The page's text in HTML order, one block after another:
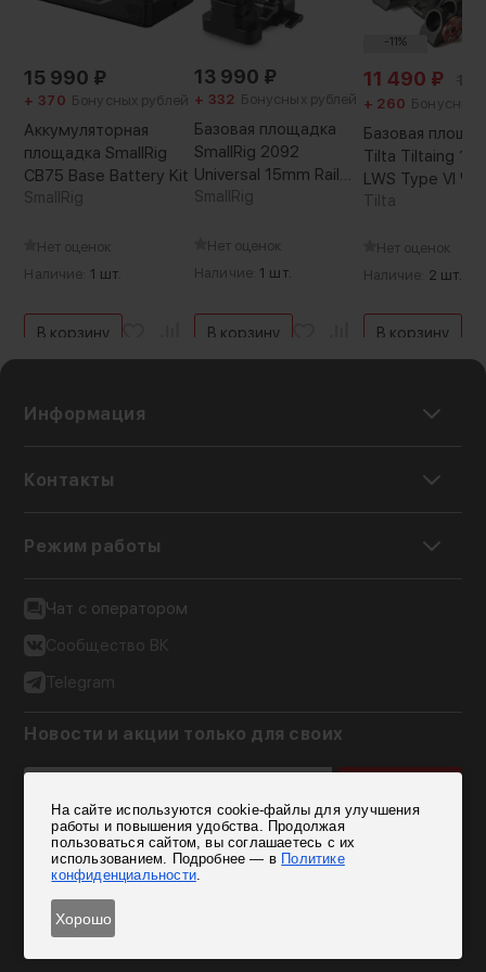
15 990 ₽
+ 370 Бонусных рублей
Аккумуляторная
площадка SmallRig
CB75 Base Battery Kit
SmallRig
Нет оценок
Наличие: 1 шт.
В корзину
13 990 ₽
+ 332 Бонусных рублей
Базовая площадка
SmallRig 2092
Universal 15mm Rail
Support System
SmallRig
Нет оценок
Наличие: 1 шт.
В корзину
-11%
11 490 ₽
+ 260 Бонусных
Базовая
Tilta Tiltaing
LWS Type VI
Tilta
Нет оценок
Наличие: 2 шт.
В корзину
Информация
Контакты
Режим работы
Чат с оператором
Сообщество ВК
Telegram
Новости и акции только для своих
Согласен на обработку персональных данных
На сайте используются cookie-файлы для улучшения
работы и повышения удобства. Продолжая
пользоваться сайтом, вы соглашаетесь с их
использованием. Подробнее — в Политике
конфиденциальности.
Хорошо